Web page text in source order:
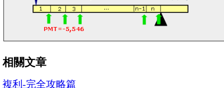
相關文章
複利-完全攻略篇